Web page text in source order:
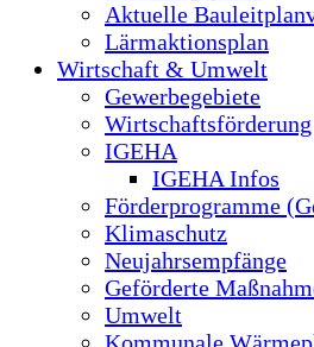
Aktuelle
Lärmaktionsplan
Wirtschaft & Umwelt
Gewerbegebiete
Wirtschaftsförderung
IGEHA
IGEHA Infos
Förderprogramme
Klimaschutz
Neujahrsempfänge
Geförderte
Umwelt